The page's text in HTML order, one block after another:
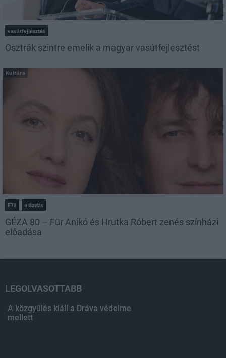
vasútfejlesztés
Osztrák szintre emelik a magyar vasútfejlesztést
Kultúra
E78 előadás
GÉZA 80 – Für Anikó és Hrutka Róbert zenés színházi
előadása
LEGOLVASOTTABB
A közgyűlés kiáll a Dráva védelme
mellett